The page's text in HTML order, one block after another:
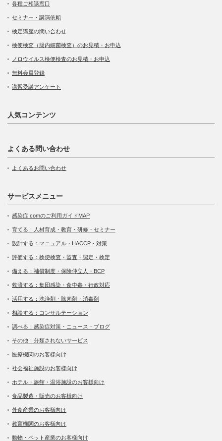
各種ご相談窓口
セミナー・講演依頼
検定講座の問い合わせ
検便検査（腸内細菌検査）のお見積・お申込
ノロウイルス検便検査のお見積・お申込
無料会員登録
講習受講アンケート
人気コンテンツ
よくある問い合わせ
よくあるお問い合わせ
サービスメニュー
感染症.comのご利用ガイドMAP
育てる：人材育成・教育・研修・セミナー
設計する：マニュアル・HACCP・対策
評価する：検便検査・監査・認定・検定
備える：補償制度・保険仲立人・BCP
救済する：集団感染・食中毒・行政対応
活用する：洗浄剤・除菌剤・消毒剤
相談する：コンサルテーション
調べる：感染症対策・ニュース・ブログ
その他：分類されないサービス
医療機関のお客様向け
社会福祉施設のお客様向け
ホテル・旅館・温浴施設のお客様向け
食品製造・販売のお客様向け
外食産業のお客様向け
教育機関のお客様向け
動物・ペット産業のお客様向け